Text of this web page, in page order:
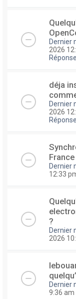
Dernier
2026
déja
Dernier
2026
Dernier
12:33
?
Dernier
2026
Dernier
9:36 am